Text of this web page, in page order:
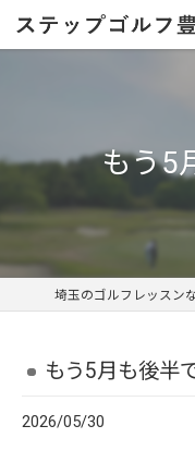
もう5
もう5月も後半
2026/05/30